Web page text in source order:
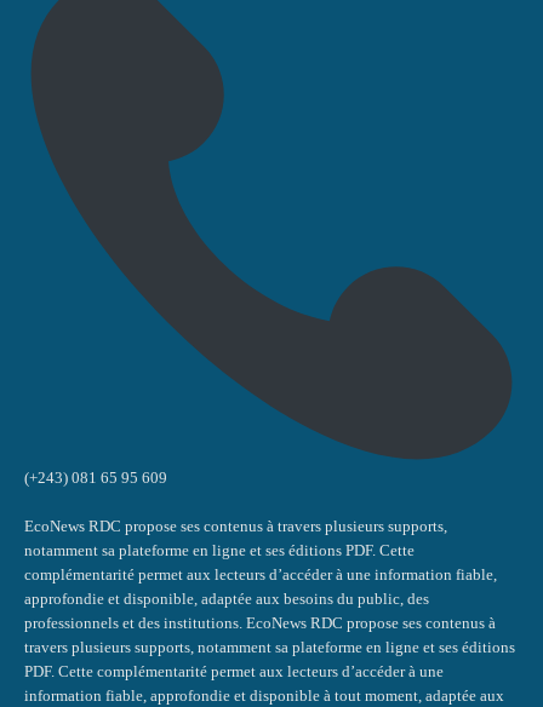
(+243) 081 65 95 609
EcoNews RDC propose ses contenus à travers plusieurs supports,
notamment sa plateforme en ligne et ses éditions PDF. Cette
complémentarité permet aux lecteurs d’accéder à une information fiable,
approfondie et disponible, adaptée aux besoins du public, des
professionnels et des institutions. EcoNews RDC propose ses contenus à
travers plusieurs supports, notamment sa plateforme en ligne et ses éditions
PDF. Cette complémentarité permet aux lecteurs d’accéder à une
information fiable, approfondie et disponible à tout moment, adaptée aux